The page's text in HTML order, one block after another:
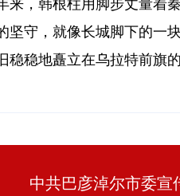
来，韩根柱用脚步丈量着
坚守，就像长城脚下的一
稳地矗立在乌拉特前旗的
中共巴彦淖尔市委宣